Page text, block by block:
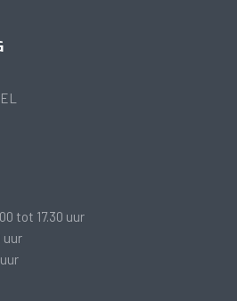
tot 17.30 uur
uur